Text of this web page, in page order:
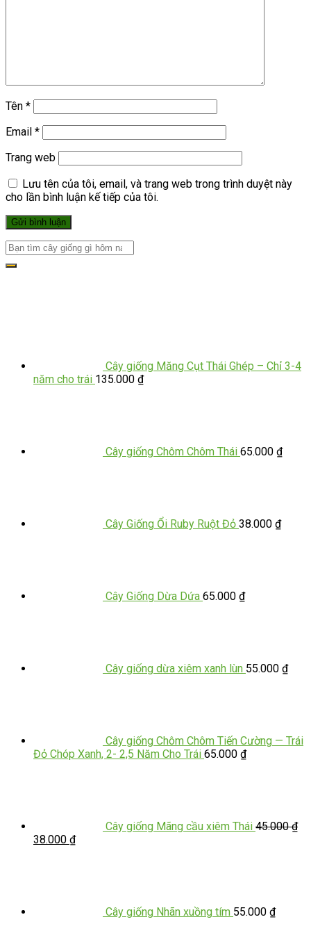
Tên *
Email *
Trang web
Lưu tên của tôi, email, và trang web trong trình duyệt này
cho lần bình luận kế tiếp của tôi.
Cây giống Măng Cụt Thái Ghép – Chỉ 3-4
năm cho trái 135.000 ₫
Cây giống Chôm Chôm Thái 65.000 ₫
Cây Giống Ổi Ruby Ruột Đỏ 38.000 ₫
Cây Giống Dừa Dứa 65.000 ₫
Cây giống dừa xiêm xanh lùn 55.000 ₫
Cây giống Chôm Chôm Tiến Cường — Trái
Đỏ Chóp Xanh, 2- 2,5 Năm Cho Trái 65.000 ₫
Cây giống Mãng cầu xiêm Thái 45.000₫
38.000 ₫
Cây giống Nhãn xuồng tím 55.000 ₫